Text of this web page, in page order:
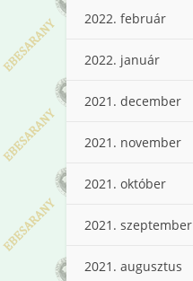
2022. február
2022. január
2021. december
2021. november
2021. október
2021. szeptember
2021. augusztus